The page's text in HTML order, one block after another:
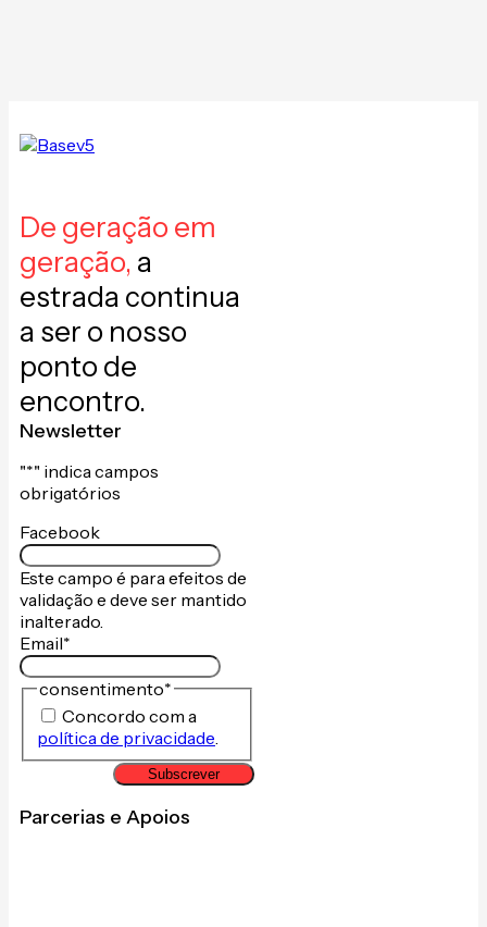
De geração em
geração, a
estrada continua
a ser o nosso
ponto de
encontro.
Newsletter
"*" indica campos
obrigatórios
Facebook
Este campo é para efeitos de
validação e deve ser mantido
inalterado.
Email*
consentimento*
Concordo com a
política de privacidade.
Subscrever
Parcerias e Apoios